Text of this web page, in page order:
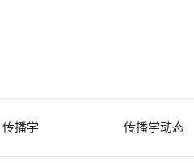
传播学 传播学动态